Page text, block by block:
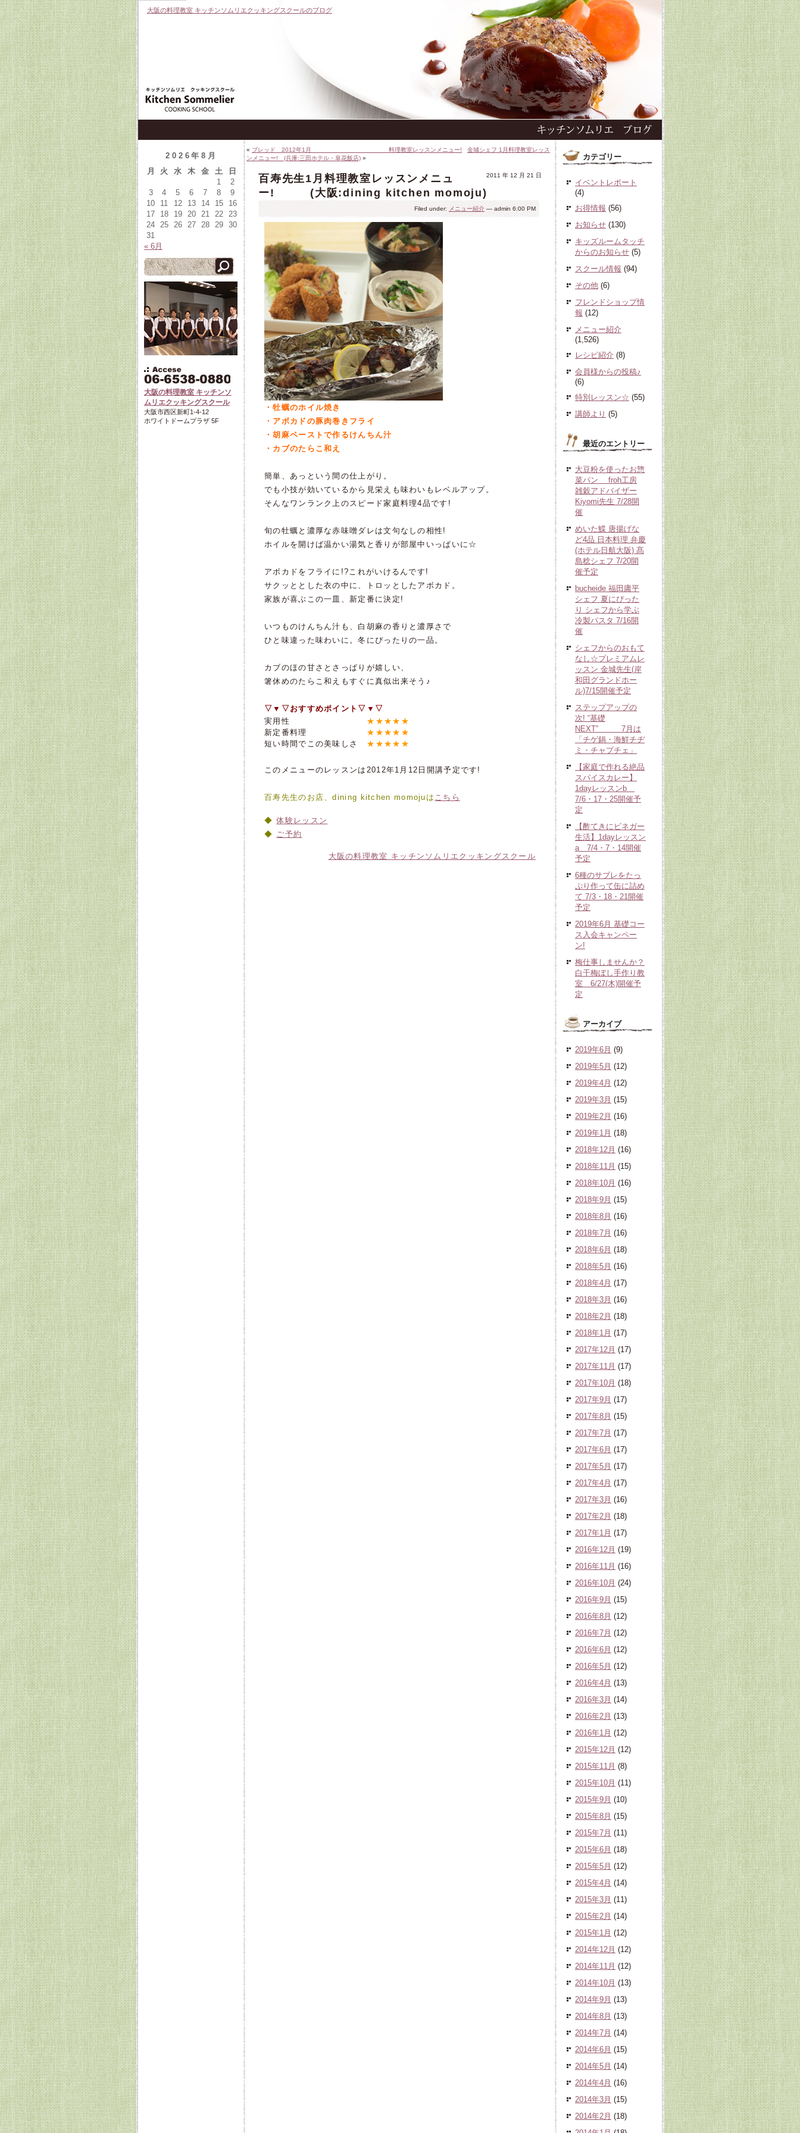
大阪の料理教室 キッチンソムリエクッキングスクールのブログ
« ブレッド 2012年1月 料理教室レッスンメニュー!
金城シェフ 1月料理教室レッス
ンメニュー! (兵庫:三田ホテル・皐花飯店) »
2011 年 12 月 21 日
百寿先生1月料理教室レッスンメニュ
ー! (大阪:dining kitchen momoju)
Filed under: メニュー紹介 — admin 6:00 PM
・牡蠣のホイル焼き
・アボカドの豚肉巻きフライ
・胡麻ペーストで作るけんちん汁
・カブのたらこ和え
簡単、あっという間の仕上がり。
でも小技が効いているから見栄えも味わいもレベルアップ。
そんなワンランク上のスピード家庭料理4品です!
旬の牡蠣と濃厚な赤味噌ダレは文句なしの相性!
ホイルを開けば温かい湯気と香りが部屋中いっぱいに☆
アボカドをフライに!?これがいけるんです!
サクッととした衣の中に、トロッとしたアボカド。
家族が喜ぶこの一皿、新定番に決定!
いつものけんちん汁も、白胡麻の香りと濃厚さで
ひと味違った味わいに。冬にぴったりの一品。
カブのほの甘さとさっぱりが嬉しい、
箸休めのたらこ和えもすぐに真似出来そう♪
▽▼▽おすすめポイント▽▼▽
実用性
★★★★★
新定番料理
★★★★★
短い時間でこの美味しさ
★★★★★
このメニューのレッスンは2012年1月12日開講予定です!
百寿先生のお店、dining kitchen momojuは こちら
体験レッスン
ご予約
大阪の料理教室 キッチンソムリエクッキングスクール
2026年8月
月
火 水 木 金 土
日
1
2
3
4 5 6 7 8
9
10
11 12 13 14 15
16
17
18 19 20 21 22
23
24 25 26 27 28 29
30
31
« 6月
大阪の料理教室 キッチンソ
ムリエクッキングスクール
大阪市西区新町1-4-12
ホワイトドームプラザ 5F
カテゴリー
イベントレポート
(4)
お得情報 (56)
お知らせ (130)
キッズルームタッチ
からのお知らせ (5)
スクール情報 (94)
その他 (6)
フレンドショップ情
報 (12)
メニュー紹介
(1,526)
レシピ紹介 (8)
会員様からの投稿♪
(6)
特別レッスン☆ (55)
講師より (5)
最近のエントリー
大豆粉を使ったお惣
菜パン froh工房
雑穀アドバイザー
Kiyomi先生 7/28開
催
めいた鰈 唐揚げな
ど4品 日本料理 弁慶
(ホテル日航大阪) 髙
島稔シェフ 7/20開
催予定
bucheide 福田庸平
シェフ 夏にぴった
り シェフから学ぶ
冷製パスタ 7/16開
催
シェフからのおもて
なし☆プレミアムレ
ッスン 金城先生(岸
和田グランドホー
ル)7/15開催予定
ステップアップの
次! “基礎
NEXT” 7月は
「チゲ鍋・海鮮チヂ
ミ・チャプチェ」
【家庭で作れる絶品
スパイスカレー】
1dayレッスンb
7/6・17・25開催予
定
【酢てきにビネガー
生活】1dayレッスン
a 7/4・7・14開催
予定
6種のサブレをたっ
ぷり作って缶に詰め
て 7/3・18・21開催
予定
2019年6月 基礎コー
ス入会キャンペー
ン!
梅仕事しませんか？
白干梅ぼし手作り教
室 6/27(木)開催予
定
アーカイブ
2019年6月 (9)
2019年5月 (12)
2019年4月 (12)
2019年3月 (15)
2019年2月 (16)
2019年1月 (18)
2018年12月 (16)
2018年11月 (15)
2018年10月 (16)
2018年9月 (15)
2018年8月 (16)
2018年7月 (16)
2018年6月 (18)
2018年5月 (16)
2018年4月 (17)
2018年3月 (16)
2018年2月 (18)
2018年1月 (17)
2017年12月 (17)
2017年11月 (17)
2017年10月 (18)
2017年9月 (17)
2017年8月 (15)
2017年7月 (17)
2017年6月 (17)
2017年5月 (17)
2017年4月 (17)
2017年3月 (16)
2017年2月 (18)
2017年1月 (17)
2016年12月 (19)
2016年11月 (16)
2016年10月 (24)
2016年9月 (15)
2016年8月 (12)
2016年7月 (12)
2016年6月 (12)
2016年5月 (12)
2016年4月 (13)
2016年3月 (14)
2016年2月 (13)
2016年1月 (12)
2015年12月 (12)
2015年11月 (8)
2015年10月 (11)
2015年9月 (10)
2015年8月 (15)
2015年7月 (11)
2015年6月 (18)
2015年5月 (12)
2015年4月 (14)
2015年3月 (11)
2015年2月 (14)
2015年1月 (12)
2014年12月 (12)
2014年11月 (12)
2014年10月 (13)
2014年9月 (13)
2014年8月 (13)
2014年7月 (14)
2014年6月 (15)
2014年5月 (14)
2014年4月 (16)
2014年3月 (15)
2014年2月 (18)